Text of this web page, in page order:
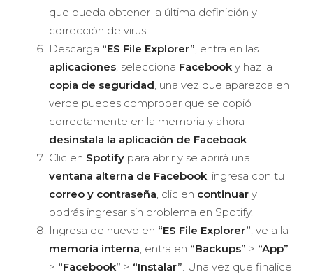
que pueda obtener la última definición y
corrección de virus.
Descarga “ES File Explorer”, entra en las
aplicaciones, selecciona Facebook y haz la
copia de seguridad, una vez que aparezca en
verde puedes comprobar que se copió
correctamente en la memoria y ahora
desinstala la aplicación de Facebook.
Clic en Spotify para abrir y se abrirá una
ventana alterna de Facebook, ingresa con tu
correo y contraseña, clic en continuar y
podrás ingresar sin problema en Spotify.
Ingresa de nuevo en “ES File Explorer”, ve a la
memoria interna, entra en “Backups” > “App”
> “Facebook” > “Instalar”. Una vez que finalice